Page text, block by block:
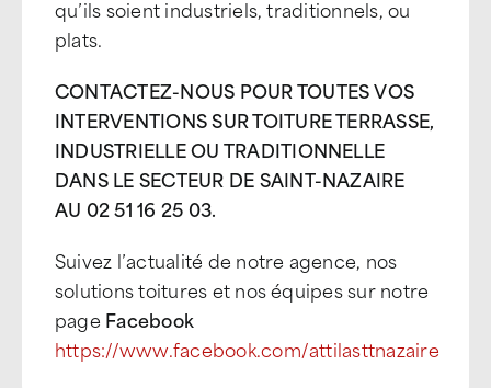
qu’ils soient industriels, traditionnels, ou
plats.
CONTACTEZ-NOUS POUR TOUTES VOS
INTERVENTIONS SUR TOITURE TERRASSE,
INDUSTRIELLE OU TRADITIONNELLE
DANS LE SECTEUR DE SAINT-NAZAIRE
AU 02 51 16 25 03.
Suivez l’actualité de notre agence, nos
solutions toitures et nos équipes sur notre
page Facebook
https://www.facebook.com/attilasttnazaire